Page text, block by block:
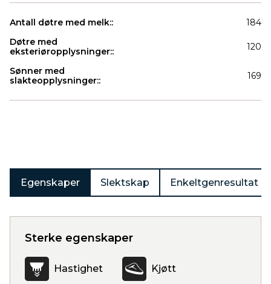
Antall døtre med melk::
184
Døtre med
eksteriøropplysninger::
120
Sønner med
slakteopplysninger::
169
Egenskaper Slektskap Enkeltgenresultat
Sterke egenskaper
Hastighet Kjøtt